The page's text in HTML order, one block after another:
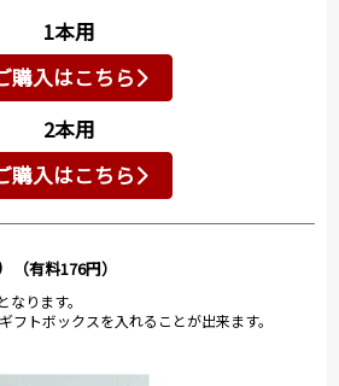
1本用
購入はこちら
2本用
購入はこちら
（有料176円）
ります。
フトボックスを入れることが出来ます。